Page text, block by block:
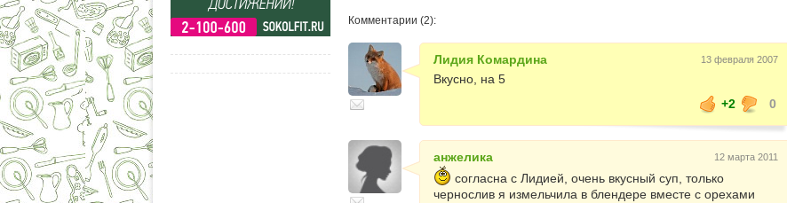
Комментарии (2):
Лидия Комардина 13 февраля 2007
Вкусно, на 5
+2
0
анжелика 12 марта 2011
согласна с Лидией, очень вкусный суп, только
чернослив я измельчила в блендере вместе с орехами